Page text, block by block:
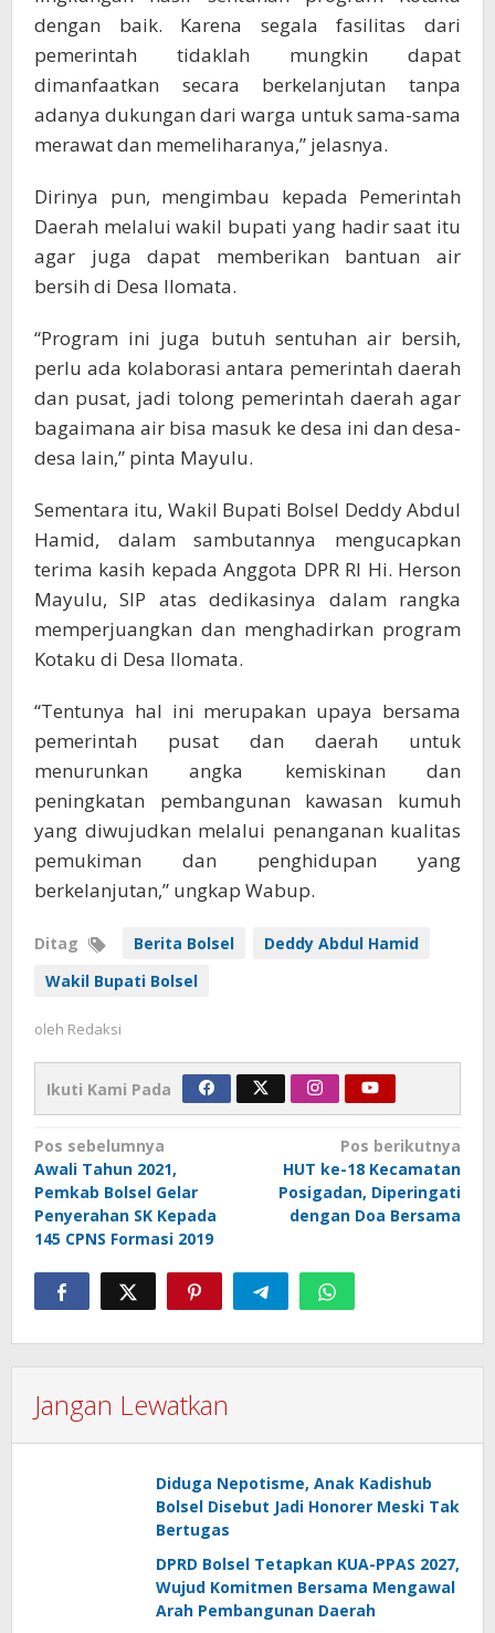
dengan baik. Karena segala fasilitas dari
pemerintah tidaklah mungkin dapat
dimanfaatkan secara berkelanjutan tanpa
adanya dukungan dari warga untuk sama-sama
merawat dan memeliharanya,” jelasnya.
Dirinya pun, mengimbau kepada Pemerintah
Daerah melalui wakil bupati yang hadir saat itu
agar juga dapat memberikan bantuan air
bersih di Desa Ilomata.
“Program ini juga butuh sentuhan air bersih,
perlu ada kolaborasi antara pemerintah daerah
dan pusat, jadi tolong pemerintah daerah agar
bagaimana air bisa masuk ke desa ini dan desa-
desa lain,” pinta Mayulu.
Sementara itu, Wakil Bupati Bolsel Deddy Abdul
Hamid, dalam sambutannya mengucapkan
terima kasih kepada Anggota DPR RI Hi. Herson
Mayulu, SIP atas dedikasinya dalam rangka
memperjuangkan dan menghadirkan program
Kotaku di Desa Ilomata.
“Tentunya hal ini merupakan upaya bersama
pemerintah pusat dan daerah untuk
menurunkan angka kemiskinan dan
peningkatan pembangunan kawasan kumuh
yang diwujudkan melalui penanganan kualitas
pemukiman dan penghidupan yang
berkelanjutan,” ungkap Wabup.
Ditag Berita Bolsel
Deddy Abdul Hamid
Wakil Bupati Bolsel
oleh Redaksi
Ikuti Kami Pada
Navigasi
pos
Pos sebelumnya
Awali Tahun 2021,
Pemkab Bolsel Gelar
Penyerahan SK Kepada
145 CPNS Formasi 2019
Pos berikutnya
HUT ke-18 Kecamatan
Posigadan, Diperingati
dengan Doa Bersama
Jangan Lewatkan
Diduga Nepotisme, Anak Kadishub
Bolsel Disebut Jadi Honorer Meski Tak
Bertugas
DPRD Bolsel Tetapkan KUA-PPAS 2027,
Wujud Komitmen Bersama Mengawal
Arah Pembangunan Daerah